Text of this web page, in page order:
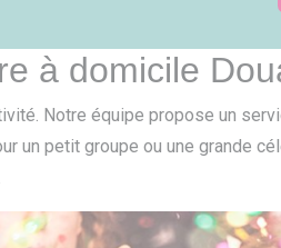
à domicile
Notre équipe propose un
un petit groupe ou une grande